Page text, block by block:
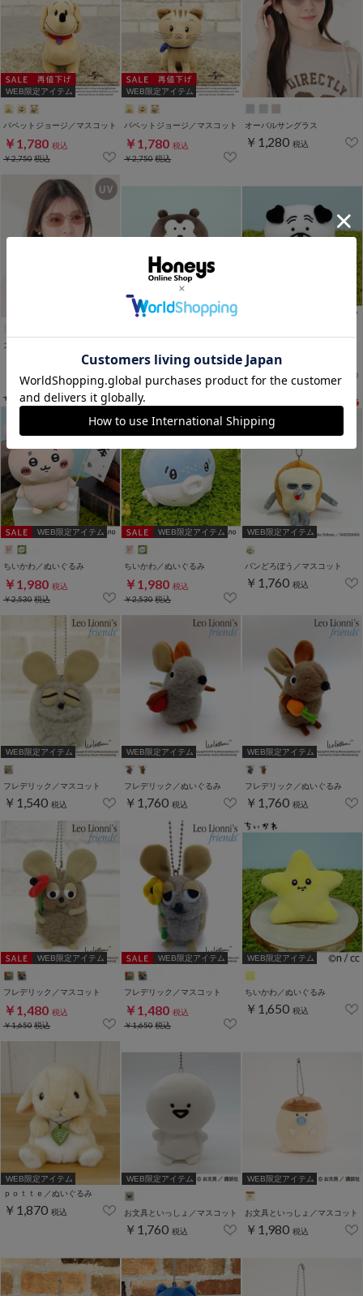
WEB限定アイテム
パペットジョージ／マスコット
￥1,780 税込
￥2,750税込
WEB限定アイテム
パペットジョージ／マスコット
￥1,780 税込
￥2,750税込
オーバルサングラス
￥1,280 税込
スクエアサングラス
WEB限定アイテム
￥1,980 税込
￥2,420 税込
￥1,980
￥2,420税込
WEB限定アイテム
ちいかわ／ぬいぐるみ
￥1,980 税込
￥2,530税込
WEB限定アイテム
ちいかわ／ぬいぐるみ
￥1,980 税込
￥2,530税込
WEB限定アイテム
パンどろぼう／マスコット
￥1,760 税込
WEB限定アイテム
フレデリック／マスコット
￥1,540 税込
WEB限定アイテム
フレデリック／ぬいぐるみ
￥1,760 税込
WEB限定アイテム
フレデリック／ぬいぐるみ
￥1,760 税込
WEB限定アイテム
フレデリック／マスコット
￥1,480 税込
￥1,650税込
WEB限定アイテム
フレデリック／マスコット
￥1,480 税込
￥1,650税込
WEB限定アイテム
ちいかわ／ぬいぐるみ
￥1,650 税込
WEB限定アイテム
ｐｏｔｔｅ／ぬいぐるみ
￥1,870 税込
WEB限定アイテム
お文具といっしょ／マスコット
￥1,760 税込
WEB限定アイテム
お文具といっしょ／マスコット
￥1,980 税込